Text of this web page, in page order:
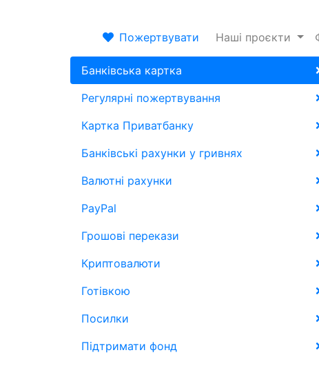
Пожертвувати Наші проєкти
Банківська картка
Регулярні пожертвування
Картка Приватбанку
Банківські рахунки у гривнях
Валютні рахунки
PayPal
Грошові перекази
Криптовалюти
Готівкою
Посилки
Підтримати фонд